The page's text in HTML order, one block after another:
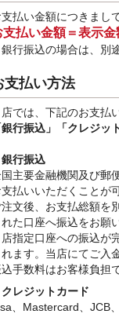
払い金額につきまし
支払い金額＝表示金
行振込の場合は、別
支払い方法
では、下記のお支払
行振込」
「クレジッ
行振込
主要金融機関及び郵
払いいただくことが
文後、お支払総額を
た口座へ振込をお願
指定口座への振込が
ます。当店にてご入
手数料はお客様負担
レジットカード
、Mastercard、JCB